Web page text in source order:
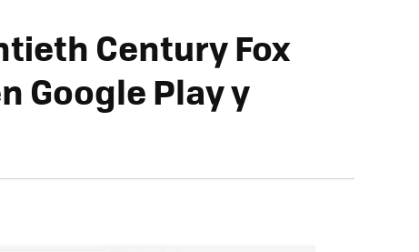
Century Fox
Google Play y